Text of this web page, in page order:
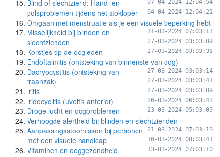
07-04-2024 12:04:54
Blind of slechtziend: Hand- en
polsproblemen tijdens het stoklopen
04-04-2024 12:04:21
Omgaan met menstruatie als je een visuele beperking hebt
31-03-2024 07:03:13
Misselijkheid bij blinden en
slechtzienden
27-03-2024 03:03:09
Korstjes op de oogleden 27-03-2024 03:03:38
Endoftalmitis (ontsteking van binnenste van oog)
27-03-2024 03:03:14
Dacryocystitis (ontsteking van
traanzak)
27-03-2024 03:03:41
Iritis 27-03-2024 03:03:09
Iridocyclitis (uveitis anterior) 26-03-2024 06:03:43
Droge lucht en oogproblemen 23-03-2024 05:03:09
Verhoogde alertheid bij blinden en slechtzienden
21-03-2024 07:03:19
Aanpassingsstoornissen bij personen
met een visuele handicap
16-03-2024 08:03:41
Vitaminen en ooggezondheid 13-03-2024 07:03:10